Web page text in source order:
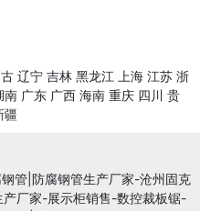
辽宁 吉林 黑龙江 上海 江苏 浙
南 广东 广西 海南 重庆 四川 贵
疆
管|防腐钢管生产厂家-沧州固克
产厂家-展示柜销售-数控裁板锯-